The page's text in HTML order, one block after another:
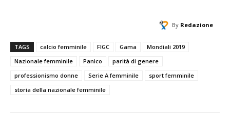
By Redazione
TAGS calcio femminile FIGC Gama
Mondiali 2019
Nazionale femminile
Panico
parità di genere
professionismo donne
Serie A femminile
sport femminile
storia della nazionale femminile